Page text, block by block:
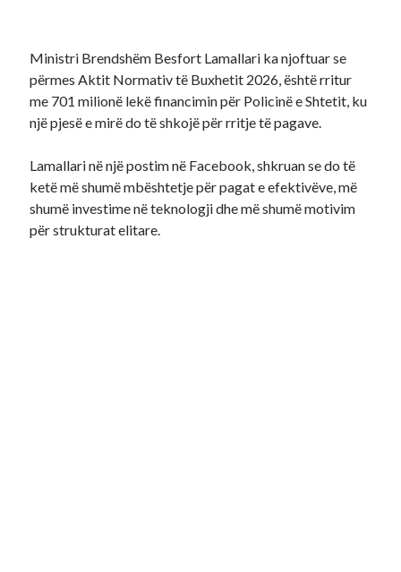
Ministri Brendshëm Besfort Lamallari ka njoftuar se
përmes Aktit Normativ të Buxhetit 2026, është rritur
me 701 milionë lekë financimin për Policinë e Shtetit, ku
një pjesë e mirë do të shkojë për rritje të pagave.
Lamallari në një postim në Facebook, shkruan se do të
ketë më shumë mbështetje për pagat e efektivëve, më
shumë investime në teknologji dhe më shumë motivim
për strukturat elitare.